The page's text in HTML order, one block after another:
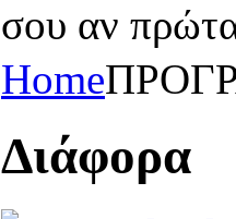
σου αν
Home
Διάφορα